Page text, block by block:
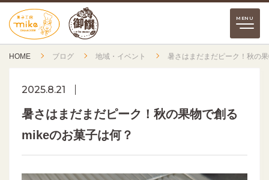
HOME ブログ 地域・イベント 暑さはまだまだピーク！秋の
2025.8.21
暑さはまだまだピーク！秋の果物で創る
mikeのお菓子は何？